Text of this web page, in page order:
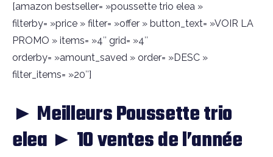
[amazon bestseller= »poussette trio elea »
filterby= »price » filter= »offer » button_text= »VOIR LA
PROMO » items= »4″ grid= »4″
orderby= »amount_saved » order= »DESC »
filter_items= »20″]
► Meilleurs Poussette trio
elea ► 10 ventes de l’année